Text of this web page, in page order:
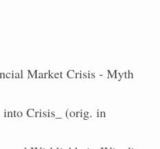
Market Crisis - Myth
into Crisis_ (orig. in